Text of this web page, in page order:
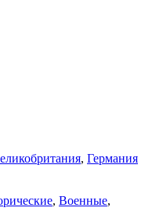
, Германия
, Военные,